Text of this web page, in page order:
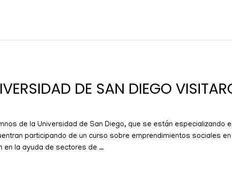
DE SAN DIEGO
de la Universidad de San Diego, que se están especializando
participando de un curso sobre emprendimientos sociales
en la ayuda de sectores de …